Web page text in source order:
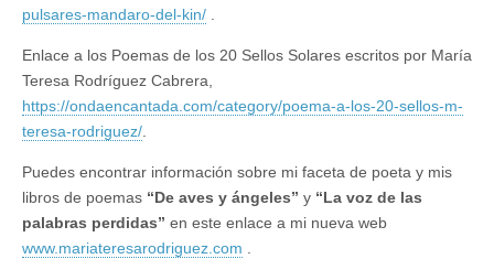
pulsares-mandaro-del-kin/ .
Enlace a los Poemas de los 20 Sellos Solares escritos por María
Teresa Rodríguez Cabrera,
https://ondaencantada.com/category/poema-a-los-20-sellos-m-
teresa-rodriguez/.
Puedes encontrar información sobre mi faceta de poeta y mis
libros de poemas “De aves y ángeles” y “La voz de las
palabras perdidas” en este enlace a mi nueva web
www.mariateresarodriguez.com .